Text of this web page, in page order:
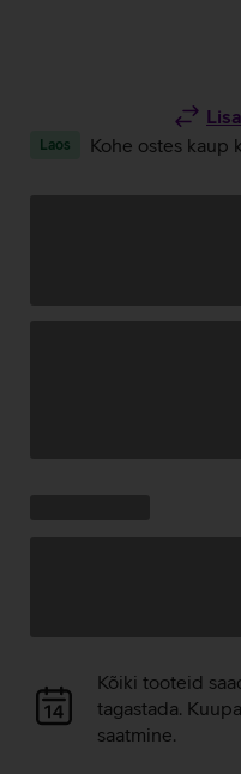
Laos Kohe ostes kaup
Andmete
laadimine
Kõiki tooteid
tagastada.
saatmine.